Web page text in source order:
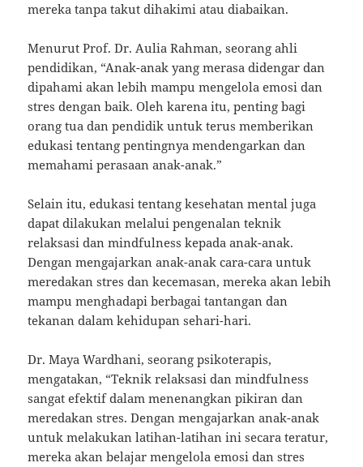
mereka tanpa takut dihakimi atau diabaikan.
Menurut Prof. Dr. Aulia Rahman, seorang ahli
pendidikan, “Anak-anak yang merasa didengar dan
dipahami akan lebih mampu mengelola emosi dan
stres dengan baik. Oleh karena itu, penting bagi
orang tua dan pendidik untuk terus memberikan
edukasi tentang pentingnya mendengarkan dan
memahami perasaan anak-anak.”
Selain itu, edukasi tentang kesehatan mental juga
dapat dilakukan melalui pengenalan teknik
relaksasi dan mindfulness kepada anak-anak.
Dengan mengajarkan anak-anak cara-cara untuk
meredakan stres dan kecemasan, mereka akan lebih
mampu menghadapi berbagai tantangan dan
tekanan dalam kehidupan sehari-hari.
Dr. Maya Wardhani, seorang psikoterapis,
mengatakan, “Teknik relaksasi dan mindfulness
sangat efektif dalam menenangkan pikiran dan
meredakan stres. Dengan mengajarkan anak-anak
untuk melakukan latihan-latihan ini secara teratur,
mereka akan belajar mengelola emosi dan stres